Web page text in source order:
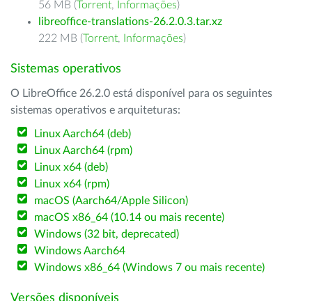
56 MB (Torrent, Informações)
libreoffice-translations-26.2.0.3.tar.xz
222 MB (Torrent, Informações)
Sistemas operativos
O LibreOffice 26.2.0 está disponível para os seguintes
sistemas operativos e arquiteturas:
Linux Aarch64 (deb)
Linux Aarch64 (rpm)
Linux x64 (deb)
Linux x64 (rpm)
macOS (Aarch64/Apple Silicon)
macOS x86_64 (10.14 ou mais recente)
Windows (32 bit, deprecated)
Windows Aarch64
Windows x86_64 (Windows 7 ou mais recente)
Versões disponíveis